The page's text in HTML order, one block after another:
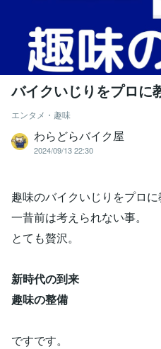
バイクいじりをプロに
エンタメ・趣味
わらどらバイク屋
2024/09/13 22:30
趣味のバイクいじりをプロに
一昔前は考えられない事。
とても贅沢。
新時代の到来
趣味の整備
ですです。